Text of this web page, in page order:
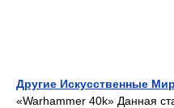
Другие Искусственные
«Warhammer 40k» Данная